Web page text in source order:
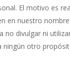
El motivo es
en nuestro
no divulgar ni
ningún otro